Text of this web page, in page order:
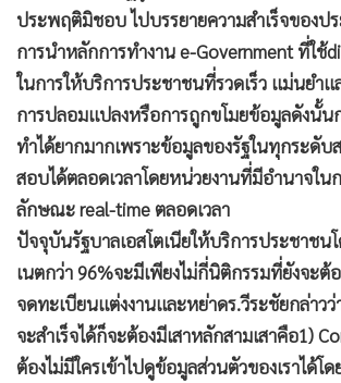
• SMEs
• หุ้น
• อินโดจีน
• กองทุนรวม
Celeb Online
•
Factcheck
• ญี่ปุ่น
• News1
• Gotomanager
ประพฤติมิชอบ ไปบรรยายความสำเร็จของปร
การนำหลักการทำงาน e-Government ที่ใช้
ในการให้บริการประชาชนที่รวดเร็ว แม่นยำแ
การปลอมแปลงหรือการถูกขโมยข้อมูลดังนั้น
ทำได้ยากมากเพราะข้อมูลของรัฐในทุกระดับ
สอบได้ตลอดเวลาโดยหน่วยงานที่มีอำนาจใน
ลักษณะ real-time ตลอดเวลา
ปัจจุบันรัฐบาลเอสโตเนียให้บริการประชาชน
เนตกว่า 96%จะมีเพียงไม่กี่นิติกรรมที่ยังจะต้
จดทะเบียนแต่งงานและหย่าดร.วีระชัยกล่าว
จะสำเร็จได้ก็จะต้องมีเสาหลักสามเสาคือ1)
ต้องไม่มีใครเข้าไปดูข้อมูลส่วนตัวของเราได้โ